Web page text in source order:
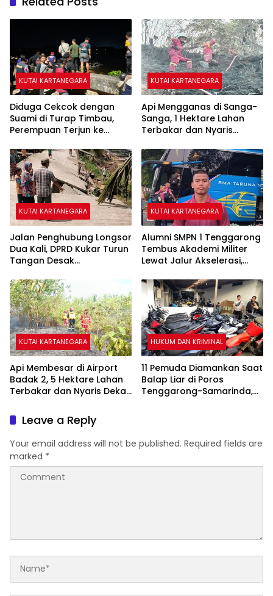
KUTAI KARTANEGARA
Diduga Cekcok dengan
Suami di Turap Timbau,
Perempuan Terjun ke
KUTAI KARTANEGARA
Api Mengganas di Sanga-
Sanga, 1 Hektare Lahan
Terbakar dan Nyaris
KUTAI KARTANEGARA
Jalan Penghubung Longsor
Dua Kali, DPRD Kukar Turun
Tangan Desak
KUTAI KARTANEGARA
Alumni SMPN 1 Tenggarong
Tembus Akademi Militer
Lewat Jalur Akselerasi,
KUTAI KARTANEGARA
Api Membesar di Airport
Badak 2, 5 Hektare Lahan
Terbakar dan Nyaris Dekati
HUKUM DAN KRIMINAL
11 Pemuda Diamankan Saat
Balap Liar di Poros
Tenggarong-Samarinda,
Leave a Reply
Your email address will not be published. Required fields are
marked *